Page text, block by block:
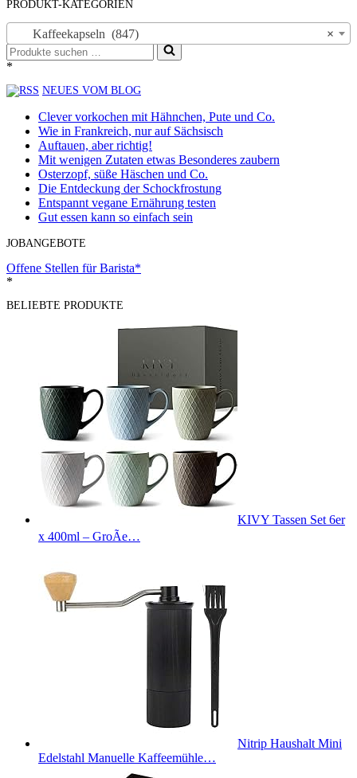
PRODUKT-KATEGORIEN
×
Kaffeekapseln (847)
Suchen
nach …
*
NEUES VOM BLOG
Clever vorkochen mit Hähnchen, Pute und Co.
Wie in Frankreich, nur auf Sächsisch
Auftauen, aber richtig!
Mit wenigen Zutaten etwas Besonderes zaubern
Osterzopf, süße Häschen und Co.
Die Entdeckung der Schockfrostung
Entspannt vegane Ernährung testen
Gut essen kann so einfach sein
JOBANGEBOTE
Offene Stellen für Barista*
*
BELIEBTE PRODUKTE
KIVY Tassen Set 6er
x 400ml – GroÃe…
Nitrip Haushalt Mini
Edelstahl Manuelle Kaffeemühle…